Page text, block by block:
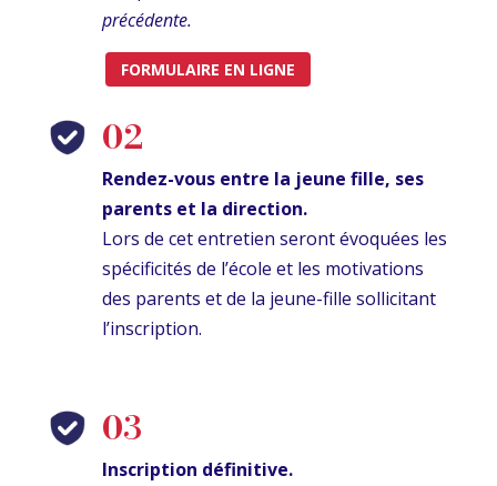
précédente.
FORMULAIRE EN LIGNE
02
Rendez-vous entre la jeune fille, ses
parents et la direction.
Lors de cet entretien seront évoquées les
spécificités de l’école et les motivations
des parents et de la jeune-fille sollicitant
l’inscription.
03
Inscription définitive.